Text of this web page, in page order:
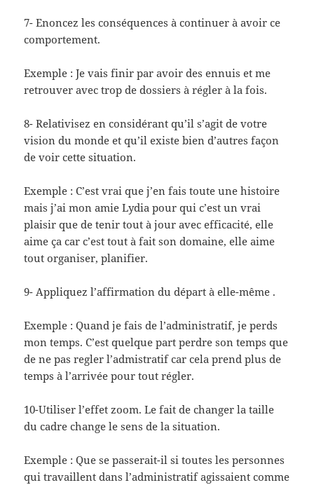
7- Enoncez les conséquences à continuer à avoir ce
comportement.
Exemple : Je vais finir par avoir des ennuis et me
retrouver avec trop de dossiers à régler à la fois.
8- Relativisez en considérant qu’il s’agit de votre
vision du monde et qu’il existe bien d’autres façon
de voir cette situation.
Exemple : C’est vrai que j’en fais toute une histoire
mais j’ai mon amie Lydia pour qui c’est un vrai
plaisir que de tenir tout à jour avec efficacité, elle
aime ça car c’est tout à fait son domaine, elle aime
tout organiser, planifier.
9- Appliquez l’affirmation du départ à elle-même .
Exemple : Quand je fais de l’administratif, je perds
mon temps. C’est quelque part perdre son temps que
de ne pas regler l’admistratif car cela prend plus de
temps à l’arrivée pour tout régler.
10-Utiliser l’effet zoom. Le fait de changer la taille
du cadre change le sens de la situation.
Exemple : Que se passerait-il si toutes les personnes
qui travaillent dans l’administratif agissaient comme